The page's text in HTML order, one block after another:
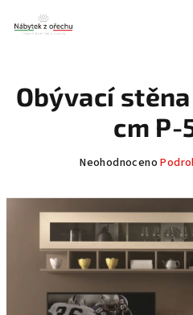
obsah
Obývací
cm P-
Průměrné
produktu
je
0,0
z
5
hvězdiček.
Neohodnoceno